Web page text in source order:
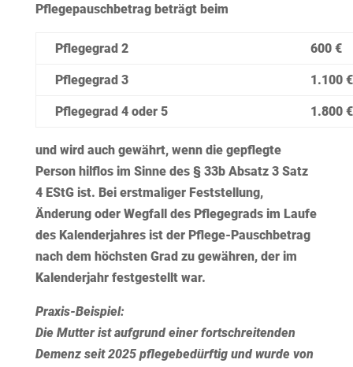
Pflegepauschbetrag beträgt beim
Pflegegrad 2 600 €
Pflegegrad 3 1.100 €
Pflegegrad 4 oder 5 1.800 €
und wird auch gewährt, wenn die gepflegte
Person hilflos im Sinne des § 33b Absatz 3 Satz
4 EStG ist. Bei erstmaliger Feststellung,
Änderung oder Wegfall des Pflegegradsim Laufe
des Kalenderjahres ist der Pflege-Pauschbetrag
nach dem höchsten Grad zu gewähren, der im
Kalenderjahr festgestellt war.
Praxis-Beispiel:
Die Mutter ist aufgrund einer fortschreitenden
Demenz seit 2025 pflegebedürftig und wurde von